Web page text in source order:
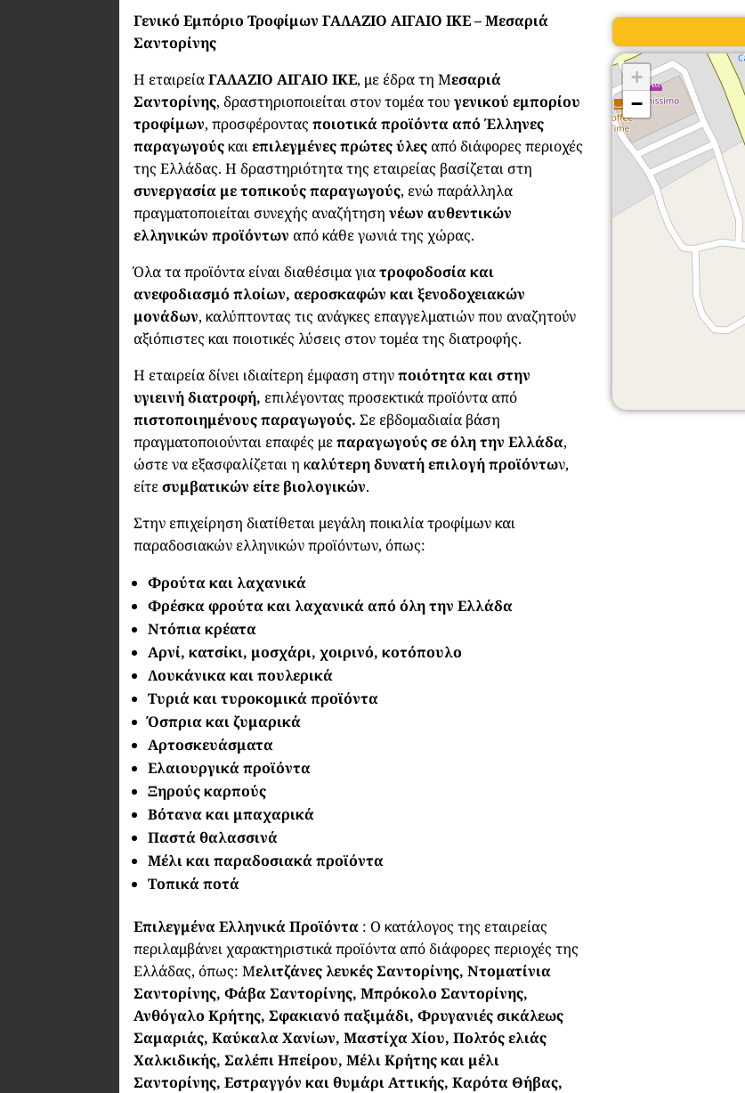
Γενικό Εμπόριο Τροφίμων ΓΑΛΑΖΙΟ ΑΙΓΑΙΟ ΙΚΕ – Μεσαριά
Σαντορίνης
Η εταιρείαΓΑΛΑΖΙΟ ΑΙΓΑΙΟ ΙΚΕ, με έδρα τη Μεσαριά
Σαντορίνης, δραστηριοποιείται στον τομέα τουγενικού εμπορίου
τροφίμων, προσφέρονταςποιοτικά προϊόντα από Έλληνες
παραγωγούςκαιεπιλεγμένες πρώτες ύλες από διάφορες περιοχές
της Ελλάδας. Η δραστηριότητα της εταιρείας βασίζεται στη
συνεργασία με τοπικούς παραγωγούς, ενώ παράλληλα
πραγματοποιείται συνεχής αναζήτησηνέων αυθεντικών
ελληνικών προϊόντων από κάθε γωνιά της χώρας.
Όλα τα προϊόντα είναι διαθέσιμα γιατροφοδοσία και
ανεφοδιασμό πλοίων, αεροσκαφών και ξενοδοχειακών
μονάδων, καλύπτοντας τις ανάγκες επαγγελματιών που αναζητούν
αξιόπιστες και ποιοτικές λύσεις στον τομέα της διατροφής.
Η εταιρεία δίνει ιδιαίτερη έμφαση στηνποιότητα και στην
υγιεινή διατροφή, επιλέγοντας προσεκτικά προϊόντα από
πιστοποιημένους παραγωγούς. Σε εβδομαδιαία βάση
πραγματοποιούνται επαφές μεπαραγωγούς σε όλη την Ελλάδα,
ώστε να εξασφαλίζεται η καλύτερη δυνατή επιλογή προϊόντων,
είτεσυμβατικών είτε βιολογικών.
Στην επιχείρηση διατίθεται μεγάλη ποικιλία τροφίμων και
παραδοσιακών ελληνικών προϊόντων, όπως:
Φρούτα και λαχανικά
Φρέσκα φρούτα και λαχανικά από όλη την Ελλάδα
Ντόπια κρέατα
Αρνί, κατσίκι, μοσχάρι, χοιρινό, κοτόπουλο
Λουκάνικα και πουλερικά
Τυριά και τυροκομικά προϊόντα
Όσπρια και ζυμαρικά
Αρτοσκευάσματα
Ελαιουργικά προϊόντα
Ξηρούς καρπούς
Βότανα και μπαχαρικά
Παστά θαλασσινά
Μέλι και παραδοσιακά προϊόντα
Τοπικά ποτά
Επιλεγμένα Ελληνικά Προϊόντα : Ο κατάλογος της εταιρείας
περιλαμβάνει χαρακτηριστικά προϊόντα από διάφορες περιοχές της
Ελλάδας, όπως: Μελιτζάνες λευκές Σαντορίνης, Ντοματίνια
Σαντορίνης, Φάβα Σαντορίνης, Μπρόκολο Σαντορίνης,
Ανθόγαλο Κρήτης, Σφακιανό παξιμάδι, Φρυγανιές σικάλεως
Σαμαριάς, Καύκαλα Χανίων, Μαστίχα Χίου, Πολτός ελιάς
Χαλκιδικής, Σαλέπι Ηπείρου, Μέλι Κρήτης και μέλι
Σαντορίνης, Εστραγγόν και θυμάρι Αττικής, Καρότα Θήβας,
+
−